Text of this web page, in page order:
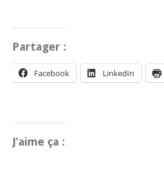
Partager :
Facebook LinkedIn
J’aime ça :